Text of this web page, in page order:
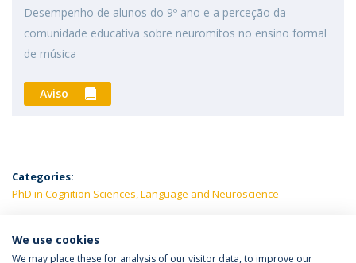
Desempenho de alunos do 9º ano e a perceção da
comunidade educativa sobre neuromitos no ensino formal
de música
Aviso
Categories:
PhD in Cognition Sciences, Language and Neuroscience
LATEST NEWS
We use cookies
We may place these for analysis of our visitor data, to improve our